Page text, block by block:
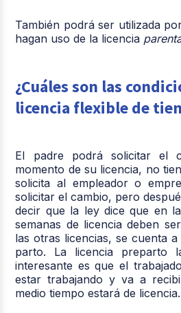
También podrá ser utilizada
hagan uso de la licencia
¿Cuáles son las
licencia flexible de
El padre podrá solicitar el
momento de su licencia, no
solicita al empleador o
solicitar el cambio, pero
decir que la ley dice que en
semanas de licencia deben
las otras licencias, se cuenta
parto. La licencia preparto
interesante es que el
estar trabajando y va a
medio tiempo estará de licencia.